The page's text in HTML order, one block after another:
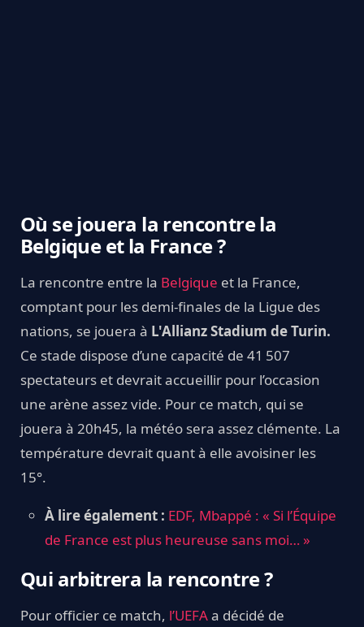
Où se jouera la rencontre la
Belgique et la France ?
La rencontre entre la Belgique et la France,
comptant pour les demi-finales de la Ligue des
nations, se jouera à L'Allianz Stadium de Turin.
Ce stade dispose d’une capacité de 41 507
spectateurs et devrait accueillir pour l’occasion
une arène assez vide. Pour ce match, qui se
jouera à 20h45, la météo sera assez clémente. La
température devrait quant à elle avoisiner les
15°.
À lire également : EDF, Mbappé : « Si l’Équipe
de France est plus heureuse sans moi… »
Qui arbitrera la rencontre ?
Pour officier ce match, l’UEFAa décidé de